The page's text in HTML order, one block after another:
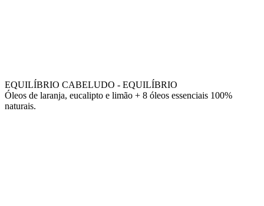
EQUILÍBRIO CABELUDO - EQUILÍBRIO
Óleos de laranja, eucalipto e limão + 8 óleos essenciais 100%
naturais.